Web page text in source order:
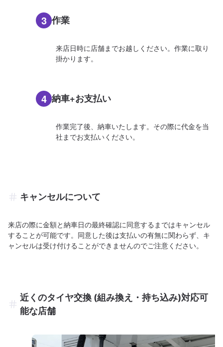
3 作業
来店日時に店舗までお越しください。作業に取り
掛かります。
4 納車+お支払い
作業完了後、納車いたします。その際に代金を当
社までお支払いください。
キャンセルについて
来店の際に金額と納車日の最終確認に同意するまではキャンセル
することが可能です。同意した後は支払いの有無に関わらず、キ
ャンセルは受け付けることができませんのでご注意ください。
近くのタイヤ交換 (組み換え・持ち込み)対応可
能な店舗